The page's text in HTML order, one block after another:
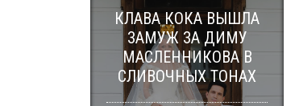
КЛАВА КОКА ВЫШЛА
ЗАМУЖ ЗА ДИМУ
МАСЛЕННИКОВА В
СЛИВОЧНЫХ ТОНАХ